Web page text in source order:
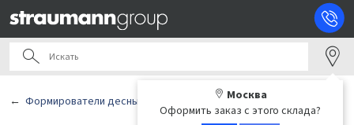
Москва
Оформить заказ с этого склада?
Формирователи десны